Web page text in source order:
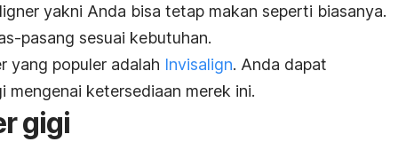
yakni Anda bisa tetap makan seperti biasanya.
pasang sesuai kebutuhan.
yang populer adalah Invisalign. Anda dapat
ketersediaan merek ini.
gigi